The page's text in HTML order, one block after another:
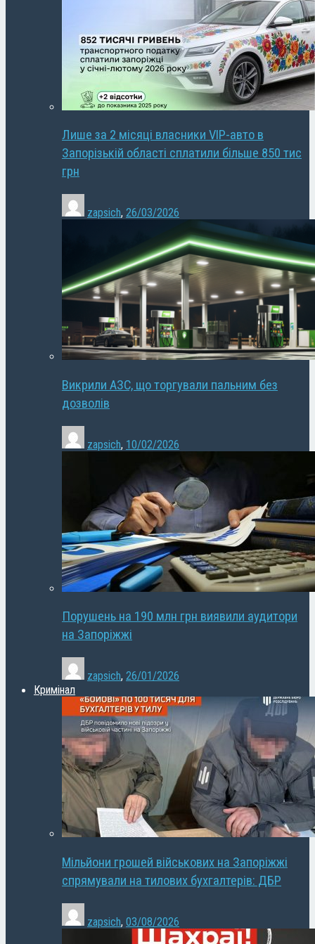
Лише за 2 місяці власники VIP-авто в
Запорізькій області сплатили більше 850 тис
грн
zapsich, 26/03/2026
Викрили АЗС, що торгували пальним без
дозволів
zapsich, 10/02/2026
Порушень на 190 млн грн виявили аудитори
на Запоріжжі
zapsich, 26/01/2026
Кримінал
Мільйони грошей військових на Запоріжжі
спрямували на тилових бухгалтерів: ДБР
zapsich, 03/08/2026